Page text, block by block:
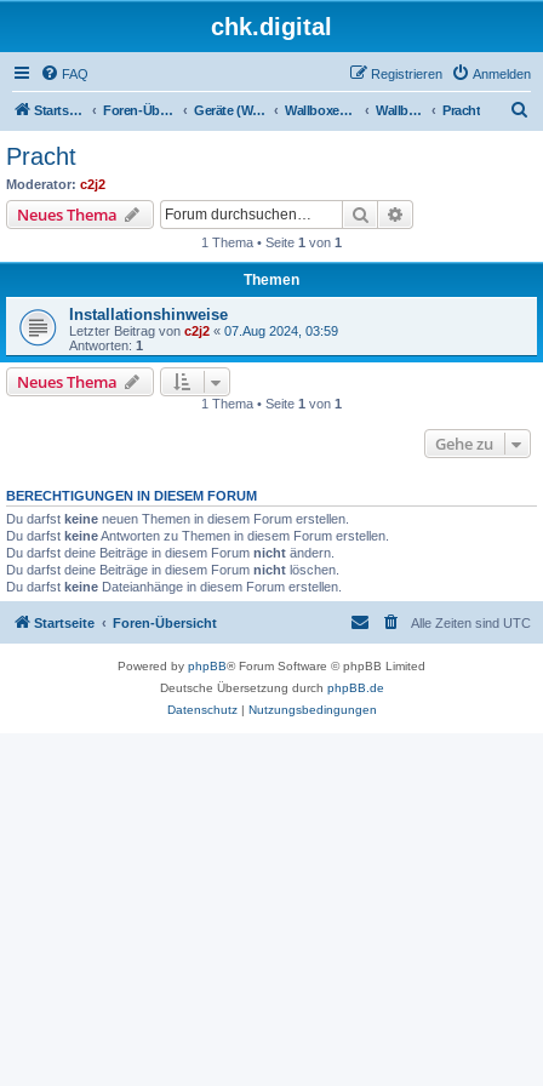
chk.digital
FAQ Anmelden
Registrieren
Startseite Foren-Übersicht Geräte (Wallboxen, Stromquellen, Autos) Wallboxen & Funkschalter Wallboxen ohne Phasenlimitierung Pracht
Pracht
Moderator: c2j2
Neues Thema Suche
1 Thema • Seite 1 von 1
Themen
Installationshinweise
Letzter Beitrag von c2j2 « 07.Aug 2024, 03:59
Antworten: 1
Neues Thema
1 Thema • Seite 1 von 1
Gehe zu
BERECHTIGUNGEN IN DIESEM FORUM
Du darfst keine neuen Themen in diesem Forum erstellen.
Du darfst keineAntworten zu Themen in diesem Forum erstellen.
Du darfst deine Beiträge in diesem Forum nicht ändern.
Du darfst deine Beiträge in diesem Forum nicht löschen.
Du darfst keine Dateianhänge in diesem Forum erstellen.
Startseite Foren-Übersicht Alle Zeiten sind UTC
Powered by phpBB® Forum Software © phpBB Limited
Deutsche Übersetzung durch phpBB.de
Datenschutz| Nutzungsbedingungen